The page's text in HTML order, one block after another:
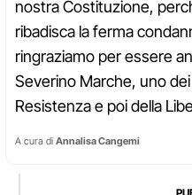
nostra Costituzione,
ribadisca la ferma
ringraziamo per essere
Severino Marche, uno
Resistenza e poi della
A cura di Annalisa Cangemi